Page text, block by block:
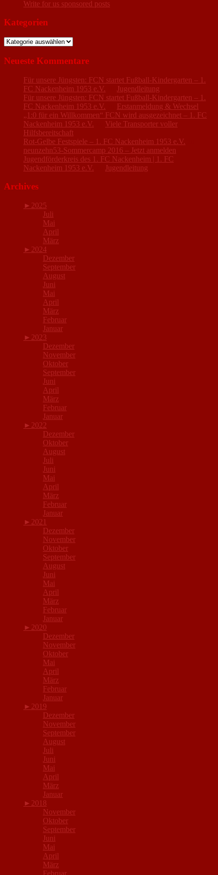
Write for us sponsored posts
Kategorien
Kategorien
Neueste Kommentare
Für unsere Jüngsten: FCN startet Fußball-Kindergarten – 1.
FC Nackenheim 1953 e.V.
Jugendleitung
Für unsere Jüngsten: FCN startet Fußball-Kindergarten – 1.
FC Nackenheim 1953 e.V.
Erstanmeldung & Wechsel
„1:0 für ein Willkommen“ FCN wird ausgezeichnet – 1. FC
Nackenheim 1953 e.V.
Viele Transporter voller
Hilfsbereitschaft
Rot-Gelbe Festspiele – 1. FC Nackenheim 1953 e.V.
neunzehn53-Sommercamp 2016 – Jetzt anmelden
Jugendförderkreis des 1. FC Nackenheim | 1. FC
Nackenheim 1953 e.V.
Jugendleitung
Archives
► 2025
Juli
Mai
April
März
► 2024
Dezember
September
August
Juni
Mai
April
März
Februar
Januar
► 2023
Dezember
November
Oktober
September
Juni
April
März
Februar
Januar
► 2022
Dezember
Oktober
August
Juli
Juni
Mai
April
März
Februar
Januar
► 2021
Dezember
November
Oktober
September
August
Juni
Mai
April
März
Februar
Januar
► 2020
Dezember
November
Oktober
Mai
April
März
Februar
Januar
► 2019
Dezember
November
September
August
Juli
Juni
Mai
April
März
Januar
► 2018
November
Oktober
September
Juni
Mai
April
März
Februar